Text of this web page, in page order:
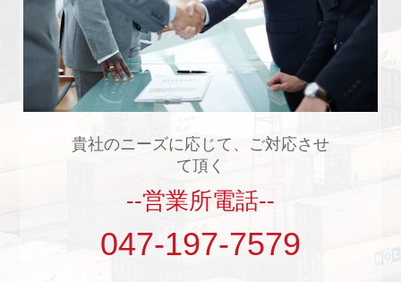
貴社のニーズに応じて、ご対応させ
て頂く
--営業所電話--
047-197-7579